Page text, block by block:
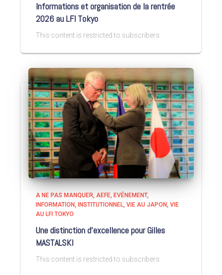
Informations et organisation de la rentrée
2026 au LFI Tokyo
This content is restricted to subscribers
A NE PAS MANQUER AEFE EVÉNEMENT
INFORMATION
INSTITUTIONNEL VIE AU JAPON VIE
AU LFI TOKYO
Une distinction d’excellence pour Gilles
MASTALSKI
This content is restricted to subscribers